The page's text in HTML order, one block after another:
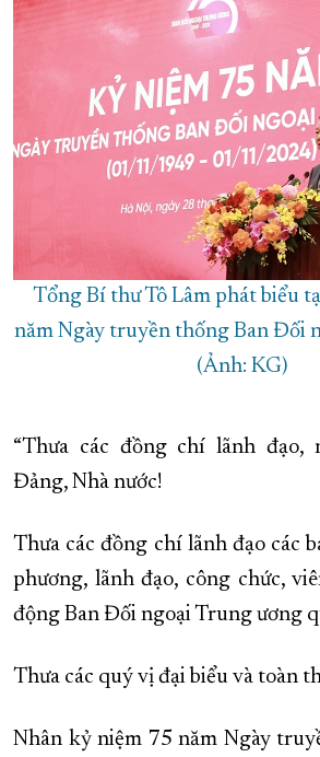
Tổng Bí thư Tô Lâm phát biểu
năm Ngày truyền thống Ban Đối
(Ảnh: KG)
“Thưa các đồng chí lãnh đạo,
Đảng, Nhà nước!
Thưa các đồng chí lãnh đạo các
phương, lãnh đạo, công chức,
động Ban Đối ngoại Trung ương
Thưa các quý vị đại biểu và toàn
Nhân kỷ niệm 75 năm Ngày